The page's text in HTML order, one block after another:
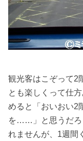
観光客はこぞって2
とも楽しくって仕
めると「おいおい2
を……」と思うだろ
れませんが、1週間